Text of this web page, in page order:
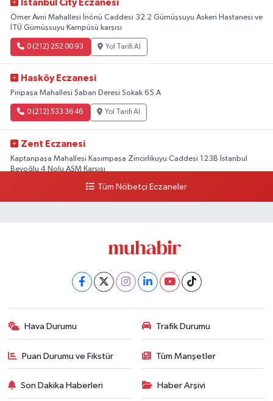
Istanbul City Eczanesi
Ömer Avni Mahallesi İnönü Caddesi 32 2 Gümüşsuyu Askeri Hastanesi ve
İTÜ Gümüşsuyu Kampüsü karşısı
0 (212) 252 00 93 Yol Tarifi Al
Hasköy Eczanesi
Piripaşa Mahallesi Şaban Deresi Sokak 65 A
0 (212) 533 36 46 Yol Tarifi Al
Zent Eczanesi
Kaptanpaşa Mahallesi Kasımpaşa Zincirlikuyu Caddesi 123B İstanbul
Beyoğlu 4 Nolu ASM Karşısı
Yol Tarifi Al
Tüm Nöbetçi Eczaneler
Hava Durumu Trafik Durumu
Puan Durumu ve Fikstür Tüm Manşetler
Son Dakika Haberleri Haber Arşivi